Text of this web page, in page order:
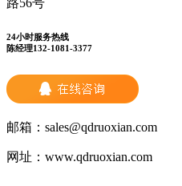
路56号
24小时服务热线
陈经理132-1081-3377
邮箱： sales@qdruoxian.com
网址： www.qdruoxian.com